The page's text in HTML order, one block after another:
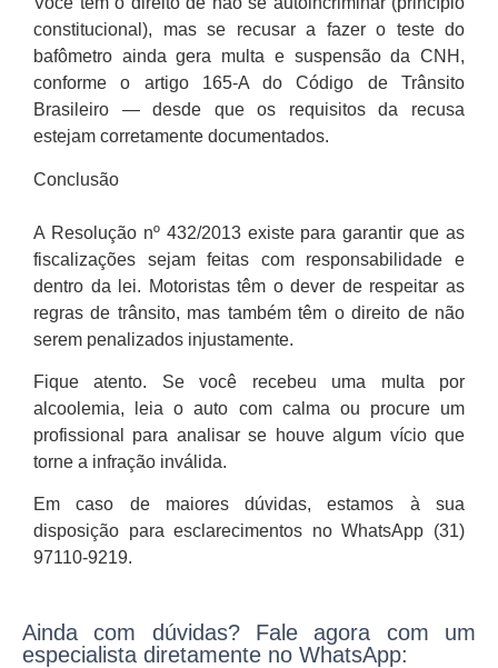
constitucional), mas se recusar a fazer o teste do
bafômetro ainda gera multa e suspensão da CNH,
conforme o artigo 165-A do Código de Trânsito
Brasileiro — desde que os requisitos da recusa
estejam corretamente documentados.
Conclusão
A Resolução nº 432/2013 existe para garantir que as
fiscalizações sejam feitas com responsabilidade e
dentro da lei. Motoristas têm o dever de respeitar as
regras de trânsito, mas também têm o direito de não
serem penalizados injustamente.
Fique atento. Se você recebeu uma multa por
alcoolemia, leia o auto com calma ou procure um
profissional para analisar se houve algum vício que
torne a infração inválida.
Em caso de maiores dúvidas, estamos à sua
disposição para esclarecimentos no WhatsApp (31)
97110-9219.
Ainda com dúvidas? Fale agora com um
especialista diretamente no WhatsApp: